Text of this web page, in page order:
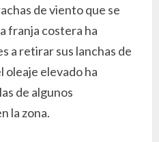
de viento que se
franja costera ha
a retirar sus lanchas de
oleaje elevado ha
de algunos
la zona.